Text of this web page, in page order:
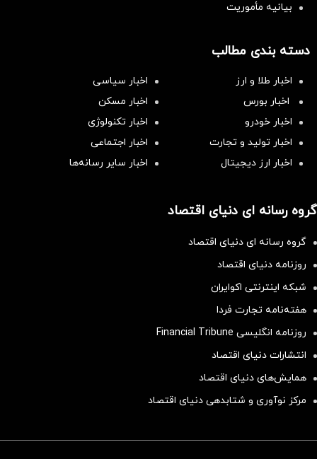
بیانیه مأموریت
دسته بندی مطالب
اخبار طلا و ارز
اخبار سیاسی
اخبار بورس
اخبار مسکن
اخبار خودرو
اخبار تکنولوژی
اخبار تولید و تجارت
اخبار اجتماعی
اخبار ارز دیجیتال
اخبار سایر رسانه‌‌ها
گروه رسانه ای دنیای اقتصاد
گروه رسانه ای دنیای اقتصاد
روزنامه دنیای اقتصاد
شبکه اینترنتی اکوایران
هفته‌نامه تجارت فردا
روزنامه انگلیسی Financial Tribune
انتشارات دنیای اقتصاد
همایش‌های دنیای اقتصاد
مرکز نوآوری و شتابدهی دنیای اقتصاد